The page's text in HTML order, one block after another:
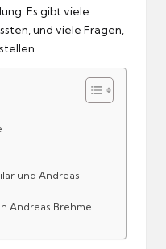
Es gibt viele
und viele Fragen,
und Andreas
Andreas Brehme